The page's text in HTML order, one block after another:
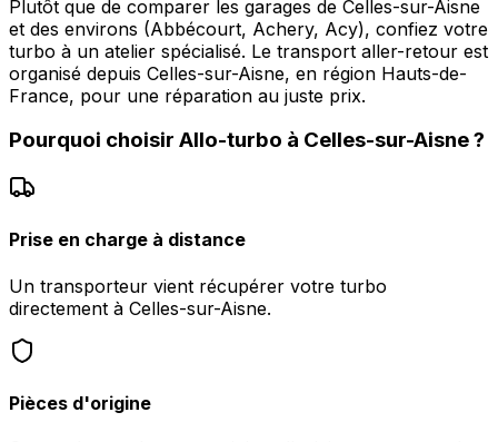
Plutôt que de comparer les garages de Celles-sur-Aisne
et des environs (Abbécourt, Achery, Acy), confiez votre
turbo à un atelier spécialisé. Le transport aller-retour est
organisé depuis Celles-sur-Aisne, en région Hauts-de-
France, pour une réparation au juste prix.
Pourquoi choisir Allo-turbo à Celles-sur-Aisne?
Prise en charge à distance
Un transporteur vient récupérer votre turbo
directement à Celles-sur-Aisne.
Pièces d'origine